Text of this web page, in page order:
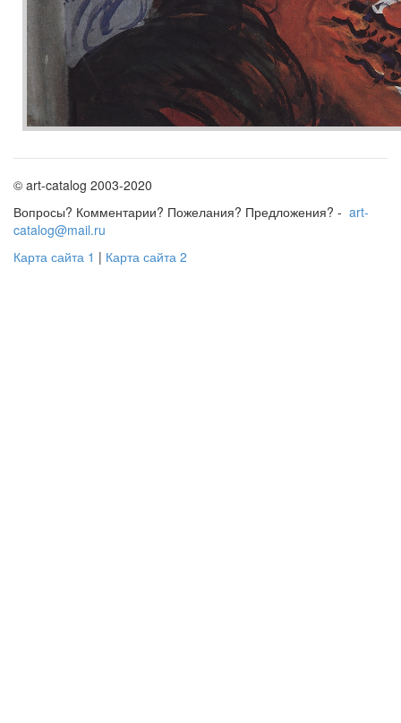
© art-catalog 2003-2020
Вопросы? Комментарии? Пожелания? Предложения? - art-
catalog@mail.ru
Карта сайта 1 | Карта сайта 2